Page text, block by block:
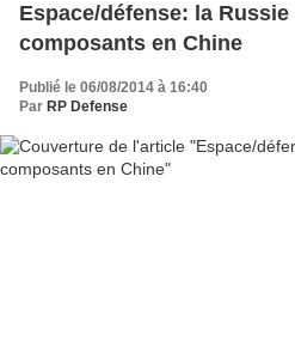
Espace/défense: la
composants en Chine
Publié le 06/08/2014 à 16:40
Par RP Defense